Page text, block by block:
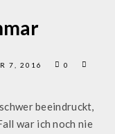
7, 2016
0
beeindruckt,
war ich noch nie